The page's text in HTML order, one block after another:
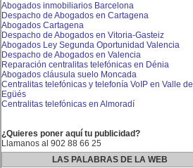
Abogados inmobiliarios Barcelona
Despacho de Abogados en Cartagena
Abogados Cartagena
Despacho de Abogados en Vitoria-Gasteiz
Abogados Ley Segunda Oportunidad Valencia
Despacho de Abogados en Valencia
Reparación centralitas telefónicas en Dénia
Abogados cláusula suelo Moncada
Centralitas telefónicas y telefonía VoIP en Valle de
Egüés
Centralitas telefónicas en Almoradí
¿Quieres poner aquí tu publicidad?
Llamanos al 902 88 66 25
LAS PALABRAS DE LA WEB